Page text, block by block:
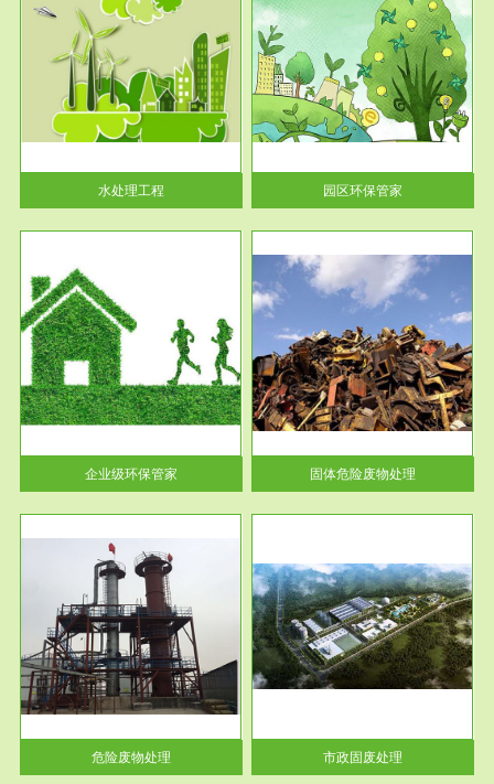
水处理工程
服务范围
园区环保管家
2016 年 4 月，环保部下发《关
于积极发挥环境保护作用促进供
给侧结...
园区环保管家
企业级环保管家
服务范围
固体危险废物处理
固体废物解释：固体废物是指人
们在生产建设、日常生活和其他
活动中...
固体危险废物处理
危险废物处理
服务范围
市政固废处理
蔚蓝生态环境科技所从事的市政
废物处理业务包括市政废物的处
理处...
市政固废处理